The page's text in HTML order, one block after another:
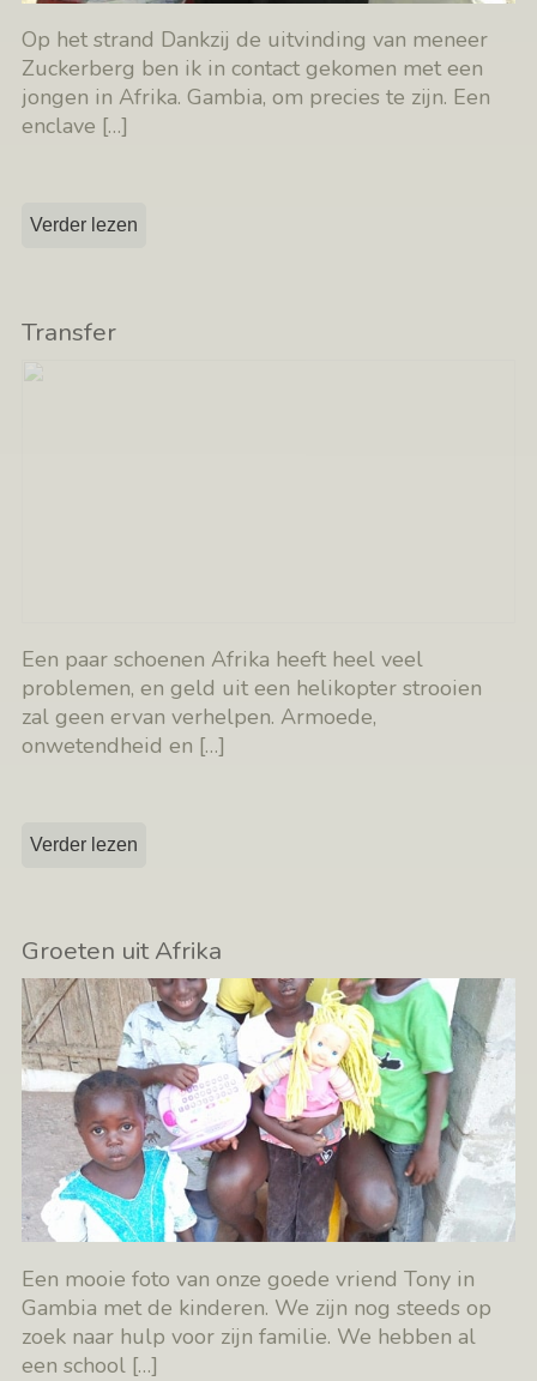
Op het strand Dankzij de uitvinding van meneer
Zuckerberg ben ik in contact gekomen met een
jongen in Afrika. Gambia, om precies te zijn. Een
enclave […]
Verder lezen
Transfer
Een paar schoenen Afrika heeft heel veel
problemen, en geld uit een helikopter strooien
zal geen ervan verhelpen. Armoede,
onwetendheid en […]
Verder lezen
Groeten uit Afrika
Een mooie foto van onze goede vriend Tony in
Gambia met de kinderen. We zijn nog steeds op
zoek naar hulp voor zijn familie. We hebben al
een school […]